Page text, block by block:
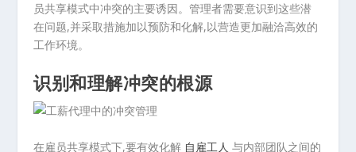
员共享模式中冲突的主要诱因。管理者需要意识到这些潜
在问题,并采取措施加以预防和化解,以营造更加融洽高效的
工作环境。
识别和理解冲突的根源
在雇员共享模式下,要有效化解 自雇工人 与内部团队之间的